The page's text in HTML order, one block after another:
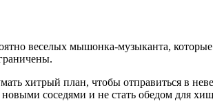
веселых мышонка-музыканта,
хитрый план, чтобы отправиться в
соседями и не стать обедом для